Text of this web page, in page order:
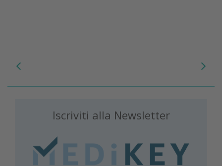
Iscriviti alla Newsletter